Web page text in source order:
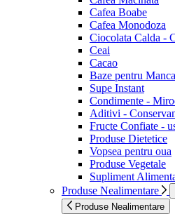
Cafea Boabe
Cafea Monodoza
Ciocolata Calda -
Ceai
Cacao
Baze pentru
Supe Instant
Condimente -
Aditivi -
Fructe Confiate -
Produse Dietetice
Vopsea pentru oua
Produse Vegetale
Supliment
Produse Nealimentare
Produse Nealimentare